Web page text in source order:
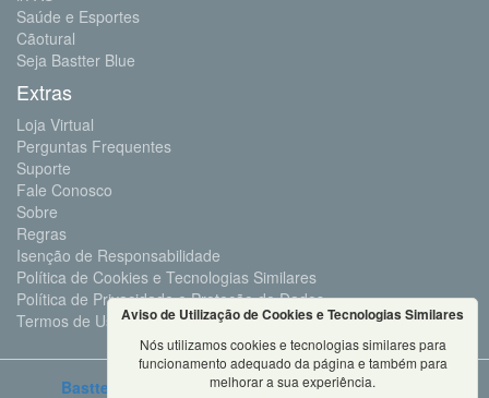
Saúde e Esportes
Cãotural
Seja Bastter Blue
Extras
Loja Virtual
Perguntas Frequentes
Suporte
Fale Conosco
Sobre
Regras
Isenção de Responsabilidade
Política de Cookies e Tecnologias Similares
Política de Privacidade e Proteção de Dados
Termos de Uso
Bastter.com 2001 ©Todos os Direitos Reservados
Aviso de Utilização de Cookies e Tecnologias Similares
Nós utilizamos cookies e tecnologias similares para
funcionamento adequado da página e também para
melhorar a sua experiência.